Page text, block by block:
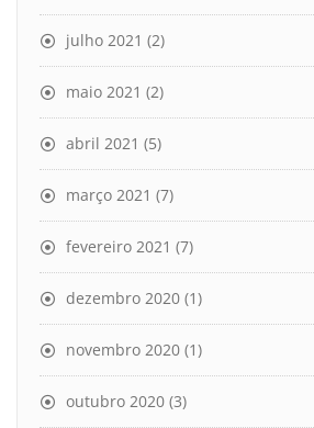
julho 2021 (2)
maio 2021 (2)
abril 2021 (5)
março 2021 (7)
fevereiro 2021 (7)
dezembro 2020 (1)
novembro 2020 (1)
outubro 2020 (3)